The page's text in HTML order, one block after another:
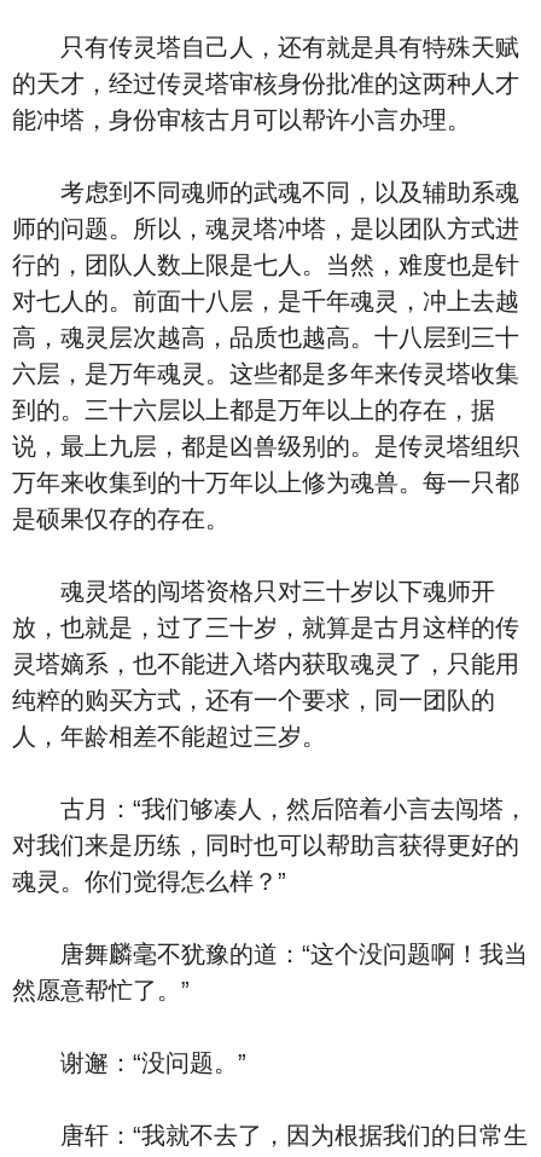
只有传灵塔自己人，还有就是具有特殊天赋
的天才，经过传灵塔审核身份批准的这两种人才
能冲塔，身份审核古月可以帮许小言办理。
考虑到不同魂师的武魂不同，以及辅助系魂
师的问题。所以，魂灵塔冲塔，是以团队方式进
行的，团队人数上限是七人。当然，难度也是针
对七人的。前面十八层，是千年魂灵，冲上去越
高，魂灵层次越高，品质也越高。十八层到三十
六层，是万年魂灵。这些都是多年来传灵塔收集
到的。三十六层以上都是万年以上的存在，据
说，最上九层，都是凶兽级别的。是传灵塔组织
万年来收集到的十万年以上修为魂兽。每一只都
是硕果仅存的存在。
魂灵塔的闯塔资格只对三十岁以下魂师开
放，也就是，过了三十岁，就算是古月这样的传
灵塔嫡系，也不能进入塔内获取魂灵了，只能用
纯粹的购买方式，还有一个要求，同一团队的
人，年龄相差不能超过三岁。
古月：“我们够凑人，然后陪着小言去闯塔，
对我们来是历练，同时也可以帮助言获得更好的
魂灵。你们觉得怎么样？”
唐舞麟毫不犹豫的道：“这个没问题啊！我当
然愿意帮忙了。”
谢邂：“没问题。”
唐轩：“我就不去了，因为根据我们的日常生